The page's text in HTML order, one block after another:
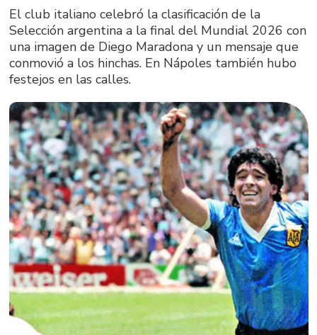
El club italiano celebró la clasificación de la
Selección argentina a la final del Mundial 2026 con
una imagen de Diego Maradona y un mensaje que
conmovió a los hinchas. En Nápoles también hubo
festejos en las calles.